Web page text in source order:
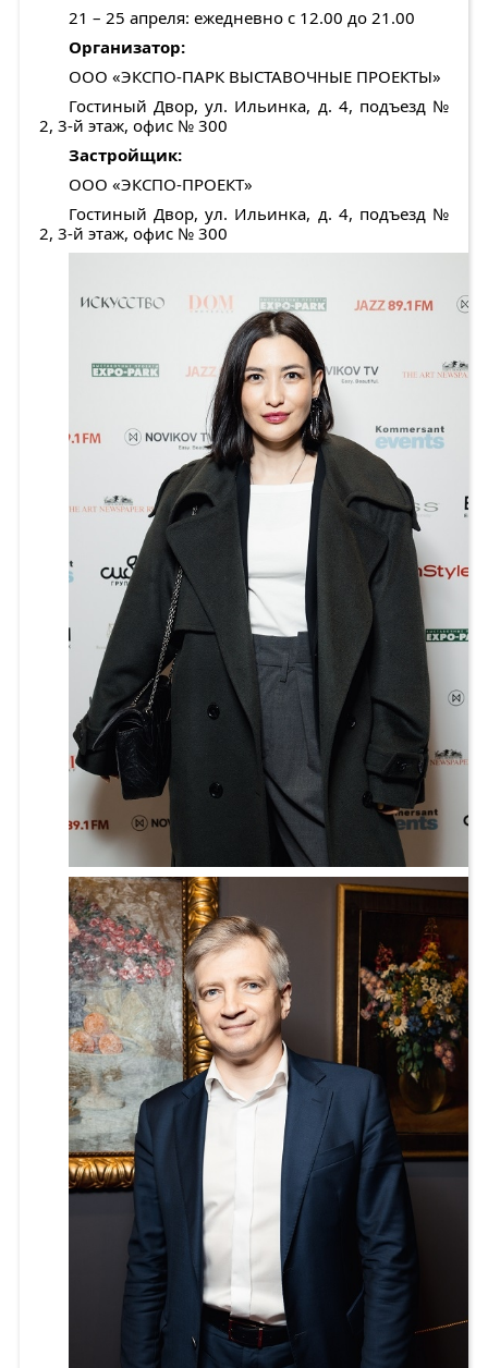
21 – 25 апреля: ежедневно с 12.00 до 21.00
Организатор:
ООО «ЭКCПО-ПАРК ВЫСТАВОЧНЫЕ ПРОЕКТЫ»
Гостиный Двор, ул. Ильинка, д. 4, подъезд №
2, 3-й этаж, офис № 300
Застройщик:
ООО «ЭКСПО-ПРОЕКТ»
Гостиный Двор, ул. Ильинка, д. 4, подъезд №
2, 3-й этаж, офис № 300